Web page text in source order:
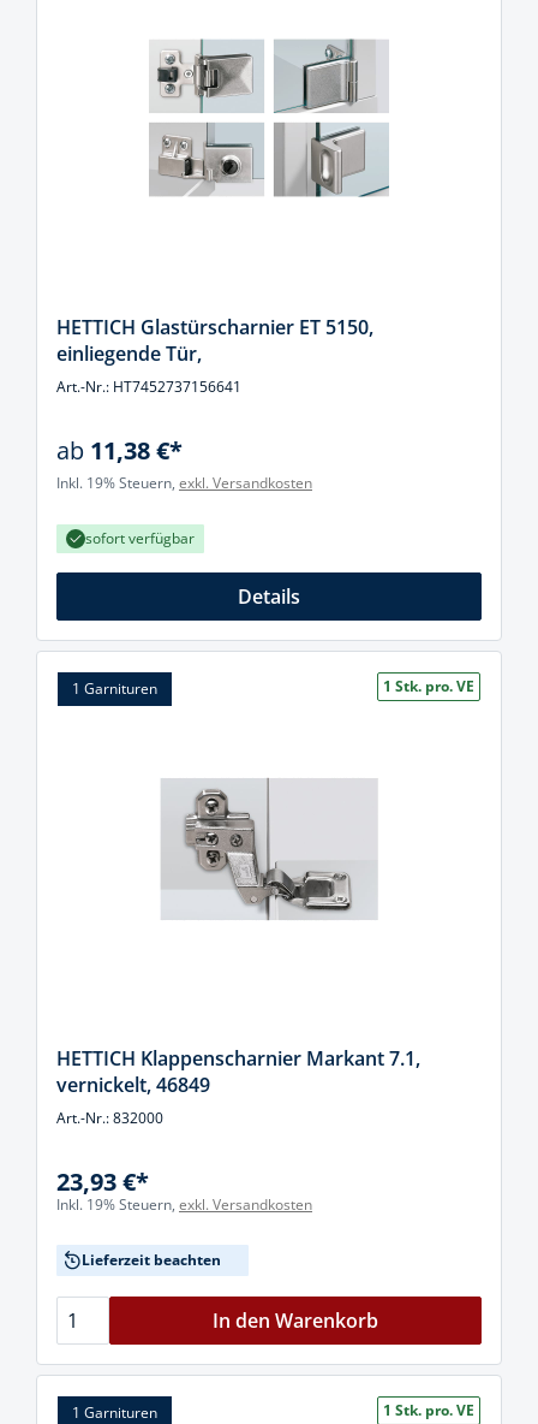
HETTICH Glastürscharnier ET 5150,
einliegende Tür,
Art.-Nr.: HT7452737156641
ab 11,38 €*
Inkl. 19% Steuern, exkl. Versandkosten
sofort verfügbar
Details
1 Garnituren 1 Stk. pro. VE
HETTICH Klappenscharnier Markant 7.1,
vernickelt, 46849
Art.-Nr.: 832000
23,93 €*
Inkl. 19% Steuern, exkl. Versandkosten
Lieferzeit beachten
In den Warenkorb
1 Garnituren 1 Stk. pro. VE